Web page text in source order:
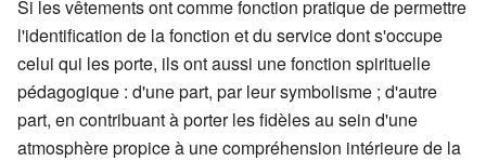
Si les vêtements ont comme fonction pratique de permettre
l'identification de la fonction et du service dont s'occupe
celui qui les porte, ils ont aussi une fonction spirituelle
pédagogique : d'une part, par leur symbolisme ; d'autre
part, en contribuant à porter les fidèles au sein d'une
atmosphère propice à une compréhension intérieure de la